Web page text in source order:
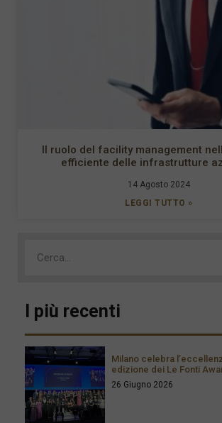
Il ruolo del facility management
efficiente delle infrastrutture
14 Agosto 2024
LEGGI TUTTO »
I più recenti
Milano celebra
edizione dei Le Fonti
26 Giugno 2026